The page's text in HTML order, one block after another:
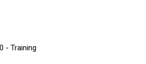
- Training